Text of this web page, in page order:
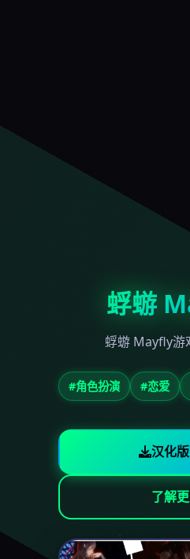
蜉蝣
蜉蝣 Mayfly游
#角色扮演 #恋爱
汉化
了解